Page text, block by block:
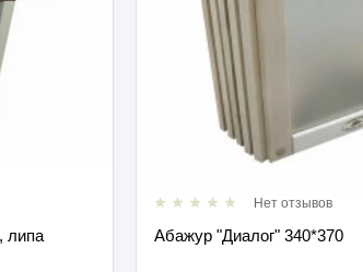
Нет отзывов
Абажур светлячок